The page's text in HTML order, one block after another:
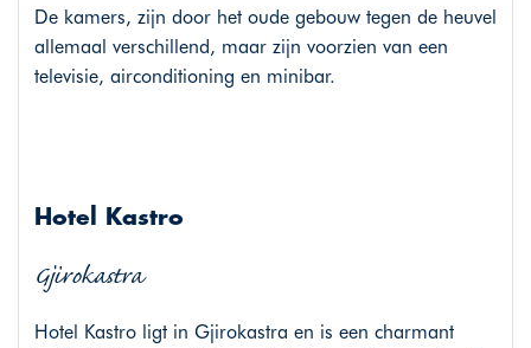
De kamers, zijn door het oude gebouw tegen de heuvel
allemaal verschillend, maar zijn voorzien van een
televisie, airconditioning en minibar.
Hotel Kastro
Gjirokastra
Hotel Kastro ligt in Gjirokastra en is een charmant